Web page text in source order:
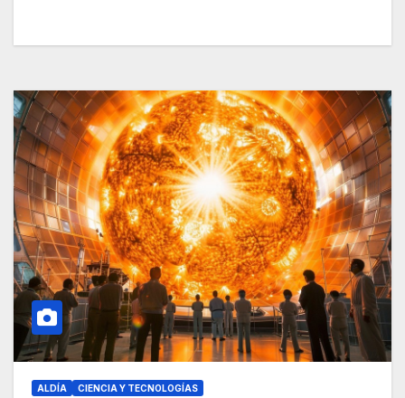
ALDÍA CIENCIA Y TECNOLOGÍAS